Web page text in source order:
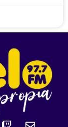
T
E